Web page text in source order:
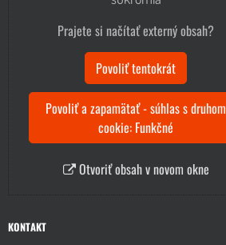
Prajete si načítať externý obsah?
Povoliť tentokrát
Povoliť a zapamätať - súhlas s druhom
cookie: Funkčné
Otvoriť obsah v novom okne
KONTAKT